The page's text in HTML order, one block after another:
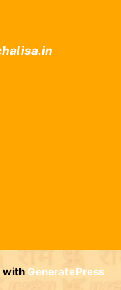
with GeneratePress